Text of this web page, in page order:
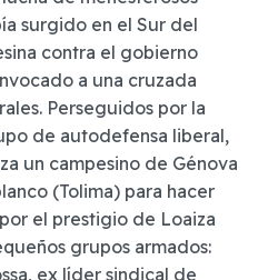
surgido en el Sur del
contra el gobierno
a una cruzada
Perseguidos por la
de autodefensa liberal,
un campesino de Génova
(Tolima) para hacer
el prestigio de Loaiza
grupos armados:
ex líder sindical de